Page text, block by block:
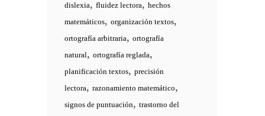
dislexia, fluidez lectora, hechos
matemáticos, organización textos,
ortografía arbitraria, ortografía
natural, ortografía reglada,
planificación textos, precisión
lectora, razonamiento matemático,
signos de puntuación, trastorno del